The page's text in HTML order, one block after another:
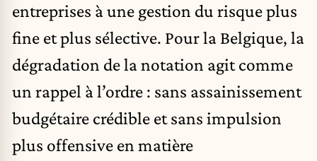
entreprises à une gestion du risque plus
fine et plus sélective. Pour la Belgique, la
dégradation de la notation agit comme
un rappel à l’ordre : sans assainissement
budgétaire crédible et sans impulsion
plus offensive en matière